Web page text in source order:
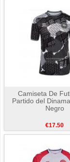
Camiseta De
Partido del
Negro
€17.50